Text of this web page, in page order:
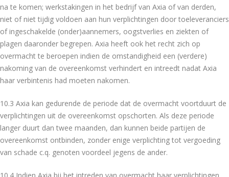
na te komen; werkstakingen in het bedrijf van Axia of van derden,
niet of niet tijdig voldoen aan hun verplichtingen door toeleveranciers
of ingeschakelde (onder)aannemers, oogstverlies en ziekten of
plagen daaronder begrepen. Axia heeft ook het recht zich op
overmacht te beroepen indien de omstandigheid een (verdere)
nakoming van de overeenkomst verhindert en intreedt nadat Axia
haar verbintenis had moeten nakomen.
10.3 Axia kan gedurende de periode dat de overmacht voortduurt de
verplichtingen uit de overeenkomst opschorten. Als deze periode
langer duurt dan twee maanden, dan kunnen beide partijen de
overeenkomst ontbinden, zonder enige verplichting tot vergoeding
van schade c.q. genoten voordeel jegens de ander.